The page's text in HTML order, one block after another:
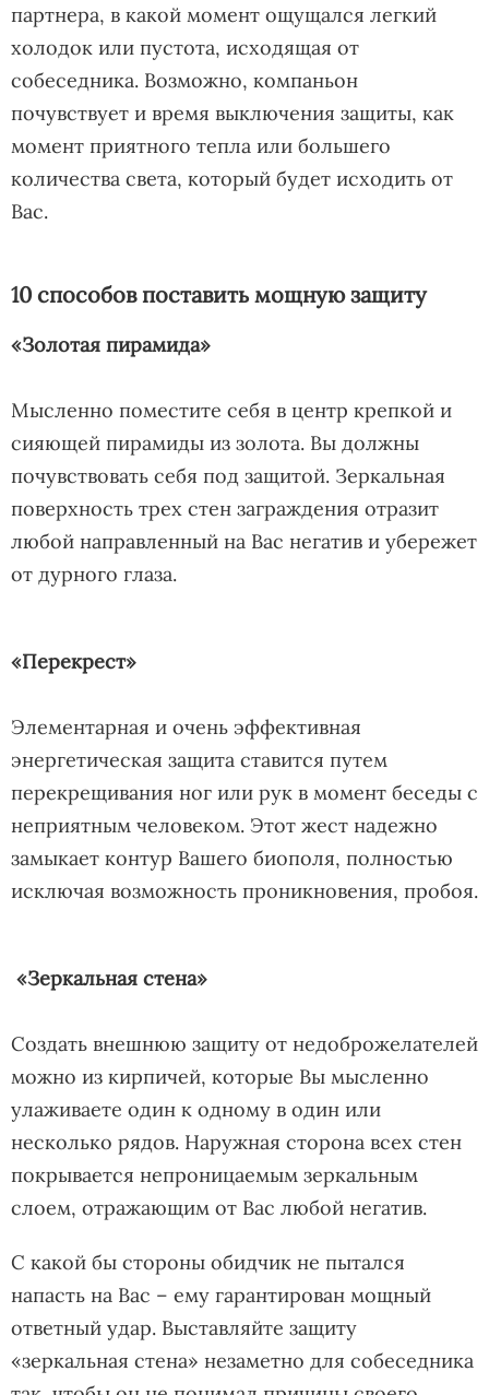
партнера, в какой момент ощущался легкий
холодок или пустота, исходящая от
собеседника. Возможно, компаньон
почувствует и время выключения защиты, как
момент приятного тепла или большего
количества света, который будет исходить от
Вас.
10 способов поставить мощную защиту
«Золотая пирамида»
Мысленно поместите себя в центр крепкой и
сияющей пирамиды из золота. Вы должны
почувствовать себя под защитой. Зеркальная
поверхность трех стен заграждения отразит
любой направленный на Вас негатив и убережет
от дурного глаза.
«Перекрест»
Элементарная и очень эффективная
энергетическая защита ставится путем
перекрещивания ног или рук в момент беседы с
неприятным человеком. Этот жест надежно
замыкает контур Вашего биополя, полностью
исключая возможность проникновения, пробоя.
«Зеркальная стена»
Создать внешнюю защиту от недоброжелателей
можно из кирпичей, которые Вы мысленно
улаживаете один к одному в один или
несколько рядов. Наружная сторона всех стен
покрывается непроницаемым зеркальным
слоем, отражающим от Вас любой негатив.
С какой бы стороны обидчик не пытался
напасть на Вас – ему гарантирован мощный
ответный удар. Выставляйте защиту
«зеркальная стена» незаметно для собеседника